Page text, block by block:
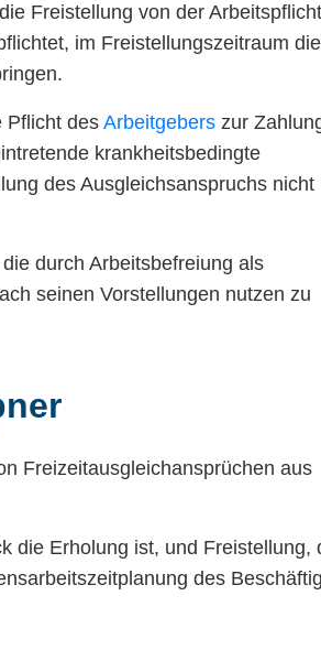
Freistellung von der Arbeitspflicht
im Freistellungszeitraum die
Pflicht desArbeitgebers zur
krankheitsbedingte
des Ausgleichsanspruchs nicht
durch Arbeitsbefreiung als
seinen Vorstellungen nutzen zu
Freizeitausgleichansprüchen aus
die Erholung ist, und Freistellung,
des